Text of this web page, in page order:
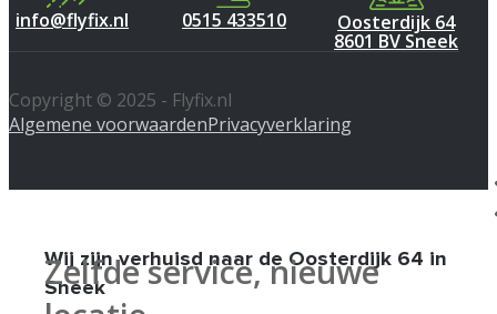
info@flyfix.nl 0515 433510 Oosterdijk 64
8601 BV Sneek
Copyright © 2025 - Flyfix.nl
Algemene voorwaardenPrivacyverklaring
Wij zijn verhuisd naar de Oosterdijk 64 in
Sneek
Zelfde service, nieuwe